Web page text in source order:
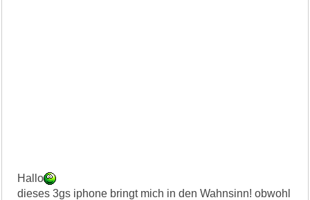
Hallo
dieses 3gs iphone bringt mich in den Wahnsinn! obwohl